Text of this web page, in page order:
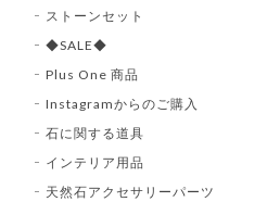
ストーンセット
◆SALE◆
Plus One 商品
Instagramからのご購入
石に関する道具
インテリア用品
天然石アクセサリーパーツ